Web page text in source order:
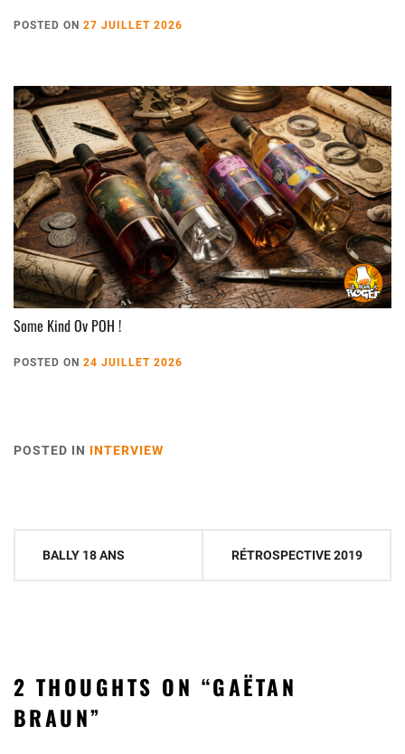
POSTED ON 27 JUILLET 2026
Some Kind Ov POH !
POSTED ON 24 JUILLET 2026
POSTED IN INTERVIEW
Navigation
BALLY 18 ANS RÉTROSPECTIVE 2019
2 THOUGHTS ON “GAËTAN
BRAUN”